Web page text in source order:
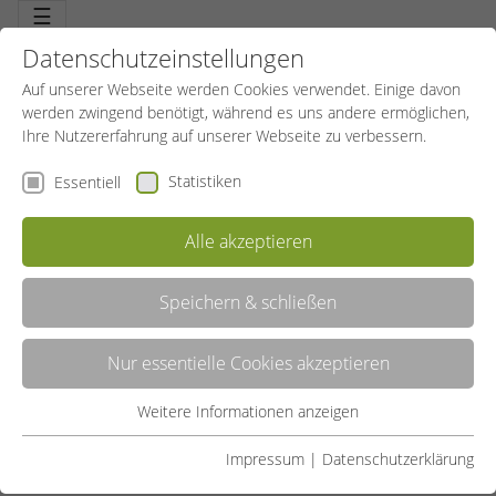
☰
AKTIV UND GESUND
Älter werden und dabei aktiv und gesund bleiben. Ist das nicht das
Wichtigste? Richtige Belastung und Training der Ausdauer. Erhalt
der Beweglichkeit, Stärkung der Koordination. Auch Entspannung
kommt nicht zu kurz. Mitmachen und länger fit bleiben.
LISTE
Datenschutzeinstellungen
Auf unserer Webseite werden Cookies verwendet. Einige davon
werden zwingend benötigt, während es uns andere ermöglichen,
Ihre Nutzererfahrung auf unserer Webseite zu verbessern.
Essentiell Statistiken
Alle akzeptieren
Speichern & schließen
Nur essentielle Cookies akzeptieren
Essentielle Cookies werden für grundlegende Funktionen der
Weitere Informationen anzeigen
Impressum | Datenschutzerklärung